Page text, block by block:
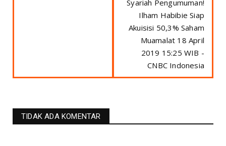
Syariah Pengumuman!
Ilham Habibie Siap
Akuisisi 50,3% Saham
Muamalat 18 April
2019 15:25 WIB -
CNBC Indonesia
TIDAK ADA KOMENTAR